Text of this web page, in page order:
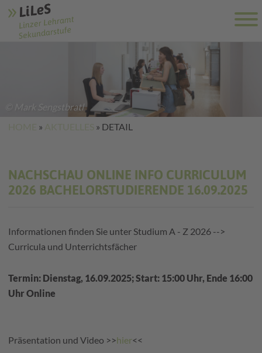
© Mark Sengstbratl
» » DETAIL
NACHSCHAU ONLINE INFO CURRICULUM
2026 BACHELORSTUDIERENDE 16.09.2025
Informationen finden Sie unter Studium A - Z 2026 -->
Curricula und Unterrichtsfächer
Termin: Dienstag, 16.09.2025; Start: 15:00 Uhr, Ende 16:00
Uhr Online
Präsentation und Video >>hier<<